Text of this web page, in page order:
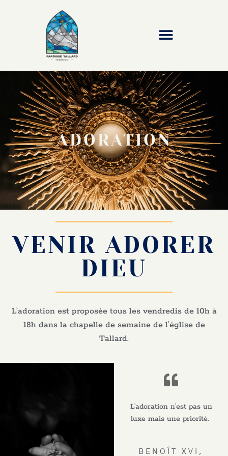
ADORATION
VENIR ADORER
DIEU
L’adoration est proposée tous les vendredis de 10h à
18h dans la chapelle de semaine de l’église de
Tallard.
L’adoration n’est pas un
luxe mais une priorité.
BENOÎT XVI,